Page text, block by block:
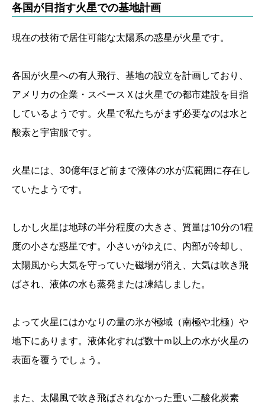
各国が目指す火星での基地計画
現在の技術で居住可能な太陽系の惑星が火星です。
各国が火星への有人飛行、基地の設立を計画しており、
アメリカの企業・スペースＸは火星での都市建設を目指
しているようです。火星で私たちがまず必要なのは水と
酸素と宇宙服です。
火星には、30億年ほど前まで液体の水が広範囲に存在し
ていたようです。
しかし火星は地球の半分程度の大きさ、質量は10分の1程
度の小さな惑星です。小さいがゆえに、内部が冷却し、
太陽風から大気を守っていた磁場が消え、大気は吹き飛
ばされ、液体の水も蒸発または凍結しました。
よって火星にはかなりの量の氷が極域（南極や北極）や
地下にあります。液体化すれば数十ｍ以上の水が火星の
表面を覆うでしょう。
また、太陽風で吹き飛ばされなかった重い二酸化炭素